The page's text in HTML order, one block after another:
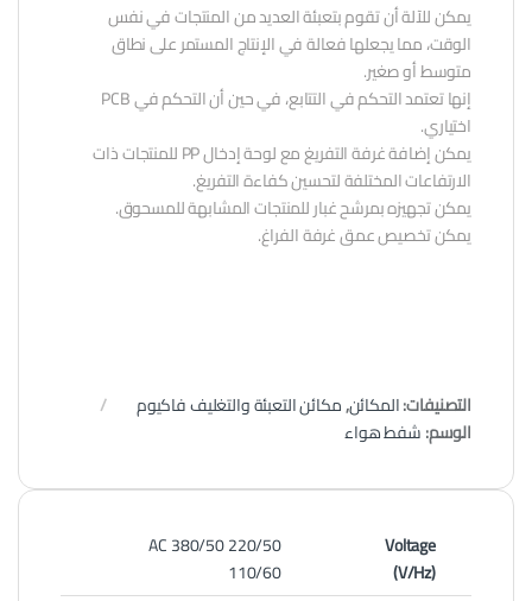
يمكن للآلة أن تقوم بتعبئة العديد من المنتجات في نفس
الوقت، مما يجعلها فعالة في الإنتاج المستمر على نطاق
متوسط ​​أو صغير.
إنها تعتمد التحكم في التتابع، في حين أن التحكم في PCB
اختياري.
يمكن إضافة غرفة التفريغ مع لوحة إدخال PP للمنتجات ذات
الارتفاعات المختلفة لتحسين كفاءة التفريغ.
يمكن تجهيزه بمرشح غبار للمنتجات المشابهة للمسحوق.
يمكن تخصيص عمق غرفة الفراغ.
التصنيفات:المكائن,مكائن التعبئة والتغليف فاكيوم
الوسم:شفط هواء
Voltage
(V/Hz)
AC 380/50 220/50
110/60